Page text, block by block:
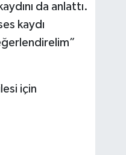
da anlattı.
kaydı
için